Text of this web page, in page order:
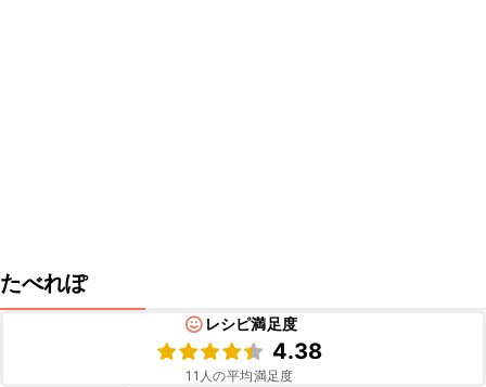
たべれぽ
レシピ満足度
4.38
11 人の平均満足度